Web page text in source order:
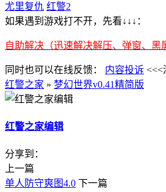
尤里复仇 红警2
如果遇到游戏打不开，先看↓↓↓：
自助解决（迅速解决解压、弹窗、黑
同时也可以在线反馈： 内容投诉 <<<
红警之家 » 梦幻世界v0.41精简版
红警之家编辑
分享到：
上一篇
单人防守爽图4.0 下一篇